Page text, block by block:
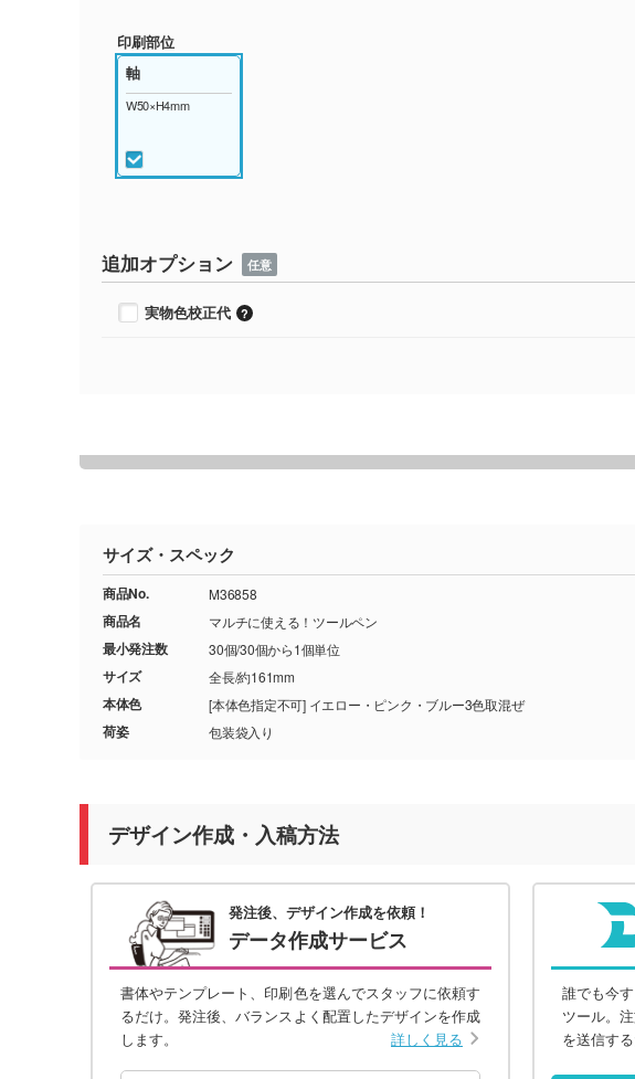
印刷部位
軸
W50×H4mm
追加オプション 任意
実物色校正代
サイズ・スペック
商品No. M36858
商品名 マルチに使える！ツールペン
最小発注数 30個/30個から1個単位
サイズ 全長/約161mm
本体色 [本体色指定不可] イエロー・ピンク・ブルー3色取混ぜ
荷姿 包装袋入り
デザイン作成・入稿方法
発注後、デザイン作成を依頼！
データ作成サービス
書体やテンプレート、印刷色を選んでスタッフに依頼す
るだけ。発注後、バランスよく配置したデザインを作成
します。
詳しく見る
誰でも今
ツール。
を送信す